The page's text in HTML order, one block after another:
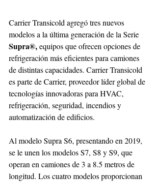
Carrier Transicold agregó tres nuevos
modelos a la última generación de la Serie
Supra®, equipos que ofrecen opciones de
refrigeración más eficientes para camiones
de distintas capacidades. Carrier Transicold
es parte de Carrier, proveedor líder global de
tecnologías innovadoras para HVAC,
refrigeración, seguridad, incendios y
automatización de edificios.
Al modelo Supra S6, presentando en 2019,
se le unen los modelos S7, S8 y S9, que
operan en camiones de 3 a 8.5 metros de
longitud. Los cuatro modelos proporcionan